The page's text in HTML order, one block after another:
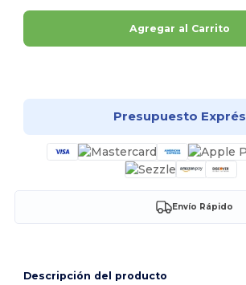
Agregar al Carrito
Presupuesto Exprés
Envío Rápido
Descripción del producto